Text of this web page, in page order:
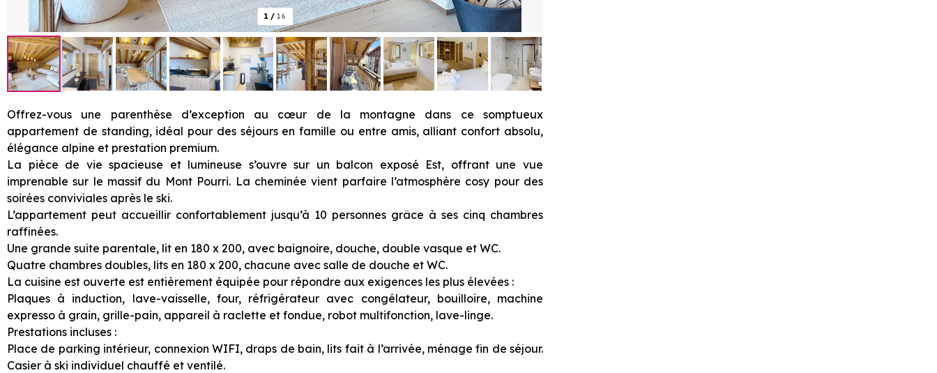
1 / 16
Offrez-vous une parenthèse d’exception au cœur de la montagne dans ce somptueux
appartement de standing, idéal pour des séjours en famille ou entre amis, alliant confort absolu,
élégance alpine et prestation premium.
La pièce de vie spacieuse et lumineuse s’ouvre sur un balcon exposé Est, offrant une vue
imprenable sur le massif du Mont Pourri. La cheminée vient parfaire l’atmosphère cosy pour des
soirées conviviales après le ski.
L’appartement peut accueillir confortablement jusqu’à 10 personnes grâce à ses cinq chambres
raffinées.
Une grande suite parentale, lit en 180 x 200, avec baignoire, douche, double vasque et WC.
Quatre chambres doubles, lits en 180 x 200, chacune avec salle de douche et WC.
La cuisine est ouverte est entièrement équipée pour répondre aux exigences les plus élevées :
Plaques à induction, lave-vaisselle, four, réfrigérateur avec congélateur, bouilloire, machine
expresso à grain, grille-pain, appareil à raclette et fondue, robot multifonction, lave-linge.
Prestations incluses :
Place de parking intérieur, connexion WIFI, draps de bain, lits fait à l’arrivée, ménage fin de séjour.
Casier à ski individuel chauffé et ventilé.